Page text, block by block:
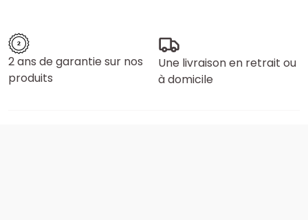
2 ans de garantie sur nos
produits
Une livraison en retrait ou
à domicile